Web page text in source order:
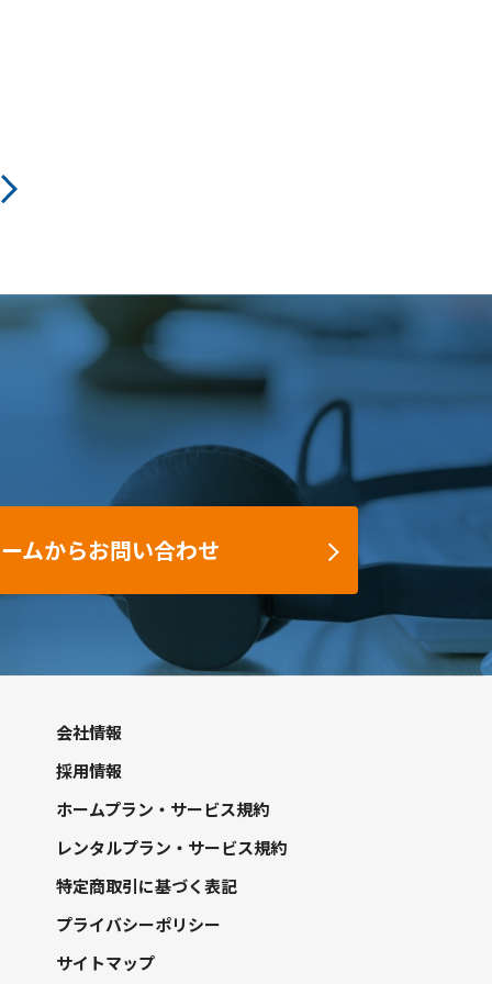
ムからお問い合わせ
会社情報
採用情報
ホームプラン・サービス規約
レンタルプラン・サービス規約
特定商取引に基づく表記
プライバシーポリシー
サイトマップ